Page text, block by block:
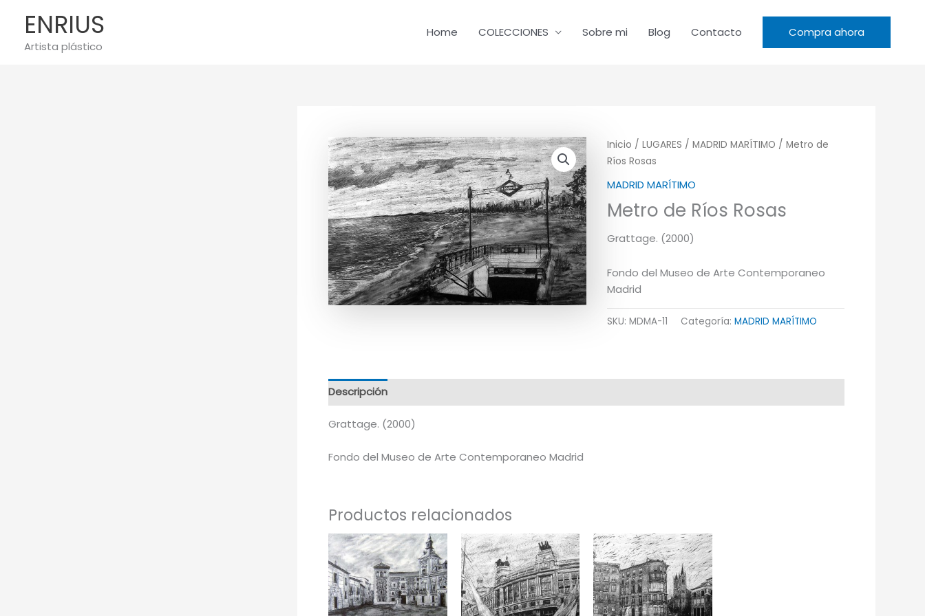
contenidoENRIUS
Artista plástico
Home COLECCIONES Sobre mi Blog Contacto Compra ahora
Inicio / LUGARES / MADRID MARÍTIMO / Metro de
Ríos Rosas
MADRID MARÍTIMO
Metro de Ríos Rosas
Grattage. (2000)
Fondo del Museo de Arte Contemporaneo
Madrid
SKU: MDMA-11 Categoría: MADRID MARÍTIMO
Descripción
Grattage. (2000)
Fondo del Museo de Arte Contemporaneo Madrid
Productos relacionados